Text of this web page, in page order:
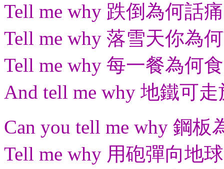
Tell me why 跌倒為何話痛
Tell me why 落雪天你為
Tell me why 每一餐為何食
And tell me why 地鐵可
Can you tell me why 鋼板
Tell me why 用砲彈向地